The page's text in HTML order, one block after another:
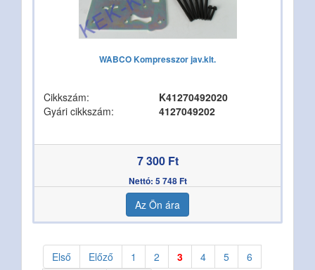
WABCO Kompresszor jav.klt.
Cikkszám:
K41270492020
Gyári cikkszám:
4127049202
7 300 Ft
Nettó: 5 748 Ft
Az Ön ára
Első Előző 1 2 3 4 5
6